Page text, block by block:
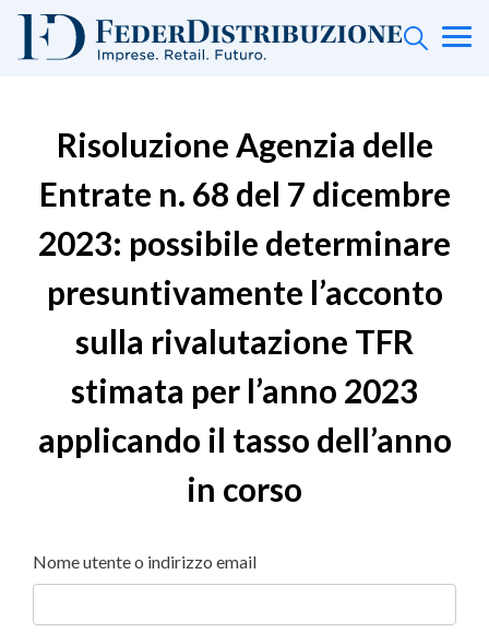
Risoluzione Agenzia delle
Entrate n. 68 del 7 dicembre
2023: possibile determinare
presuntivamente l’acconto
sulla rivalutazione TFR
stimata per l’anno 2023
applicando il tasso dell’anno
in corso
Nome utente o indirizzo email